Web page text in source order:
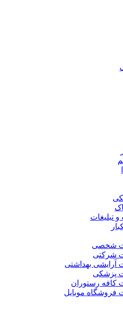
تبلیغات
شخصی
شرکتی
آرایشی بهداشتی
پزشکی
کافه رستوران
فروشگاه موبایل